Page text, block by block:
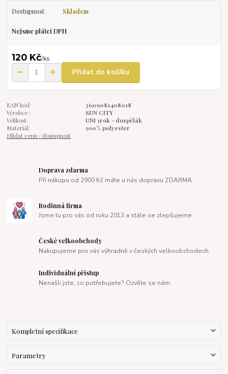
Dostupnost Skladem
Nejsme plátci DPH
120 Kč/ks
Přidat do košíku
EAN kód:
3609081408018
Výrobce :
SUN CITY
Velikost:
UNI 1rok - dospělák
Materiál:
100% polyester
Hlídat cenu / dostupnost
Doprava zdarma
Při nákupu od 2900 Kč máte u nás dopravu ZDARMA.
Rodinná firma
Jsme tu pro vás od roku 2013 a stále se zlepšujeme.
České velkoobchody
Nakupujeme pro vás výhradně v českých velkoobchodech.
Individuální přistup
Nenašli jste, co potřebujete? Ozvěte se nám.
Kompletní specifikace
Parametry